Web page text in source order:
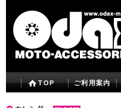
TOP ご利用案内